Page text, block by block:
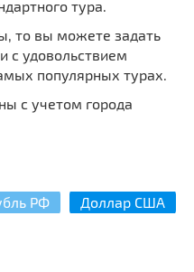
тура.
то вы можете задать
с удовольствием
популярных турах.
с учетом города
РФ Доллар США